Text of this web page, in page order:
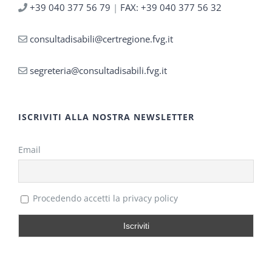
+39 040 377 56 79 | FAX: +39 040 377 56 32
consultadisabili@certregione.fvg.it
segreteria@consultadisabili.fvg.it
ISCRIVITI ALLA NOSTRA NEWSLETTER
Email
Procedendo accetti la privacy policy